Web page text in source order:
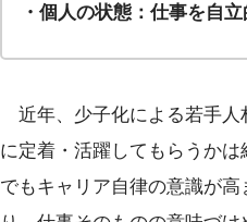
・個人の状態：仕事を自
近年、少子化による若手人
に定着・活躍してもらうか
でもキャリア自律の意識が